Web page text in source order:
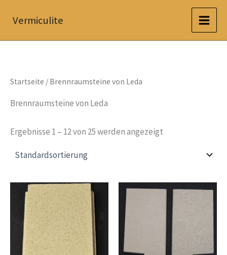
InhaltVermiculite
Startseite / Brennraumsteine von Leda
Brennraumsteine von Leda
Ergebnisse 1 – 12 von 25 werden angezeigt